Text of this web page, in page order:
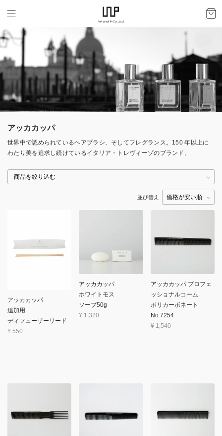
アッカカッパ
世界中で認められているヘアブラシ、そしてフレグランス。150 年以上に
わたり美を追求し続けているイタリア・トレヴィーゾのブランド。
並び替え
アッカカッパ
追加用
ディフューザーリード
¥ 550
アッカカッパ
ホワイトモス
ソープ50g
¥ 1,320
アッカカッパ プロフェ
ッショナルコーム
ポリカーボネート
No.7254
¥ 1,540